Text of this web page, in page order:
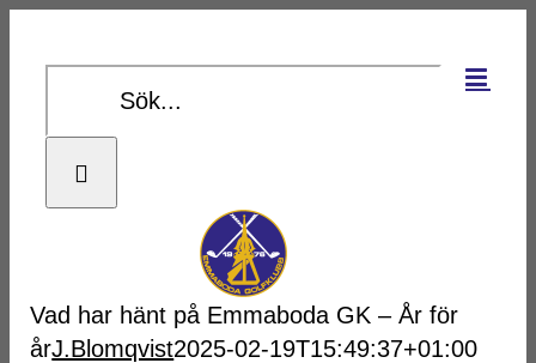
Vad har hänt på Emmaboda GK – År för
årJ.Blomqvist2025-02-19T15:49:37+01:00